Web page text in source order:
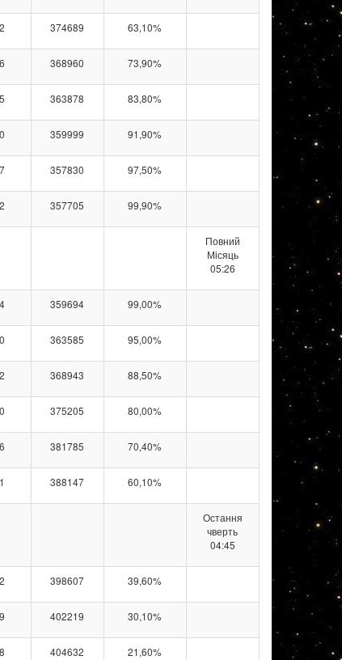
374689 63,10%
368960 73,90%
363878 83,80%
359999 91,90%
357830 97,50%
357705 99,90%
Повний
Місяць
05:26
359694 99,00%
363585 95,00%
368943 88,50%
375205 80,00%
381785 70,40%
388147 60,10%
Остання
чверть
04:45
398607 39,60%
402219 30,10%
404632 21,60%